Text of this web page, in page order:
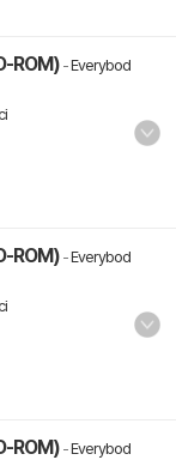
ROM) -Everybod
ROM) -Everybod
ROM) -Everybod